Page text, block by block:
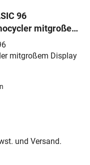
96
mitgroßem
mitgroßem Display
und Versand.